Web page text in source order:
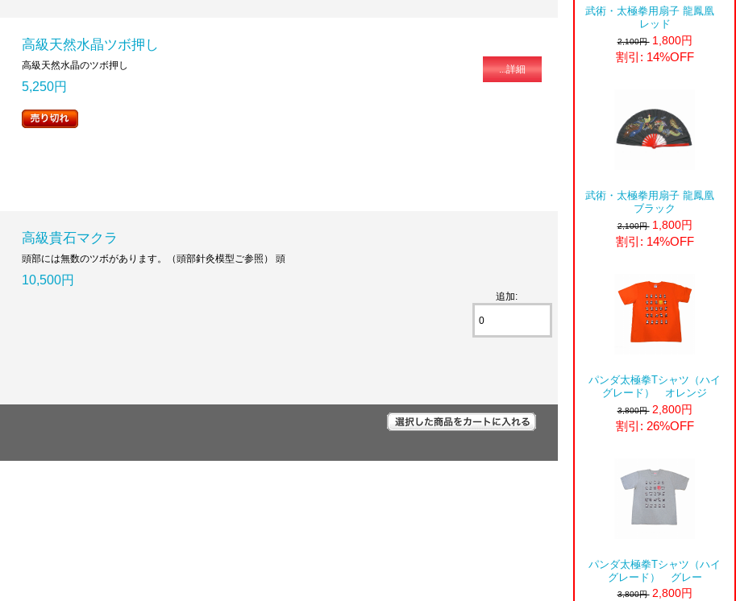
高級天然水晶ツボ押し
高級天然水晶のツボ押し
5,250円
...詳細
高級貴石マクラ
頭部には無数のツボがあります。（頭部針灸模型ご参照） 頭
10,500円
追加:
武術・太極拳用扇子 龍鳳凰
レッド
2,100円 1,800円
割引: 14%OFF
武術・太極拳用扇子 龍鳳凰
ブラック
2,100円 1,800円
割引: 14%OFF
パンダ太極拳Tシャツ（ハイ
グレード） オレンジ
3,800円 2,800円
割引: 26%OFF
パンダ太極拳Tシャツ（ハイ
グレード） グレー
3,800円 2,800円